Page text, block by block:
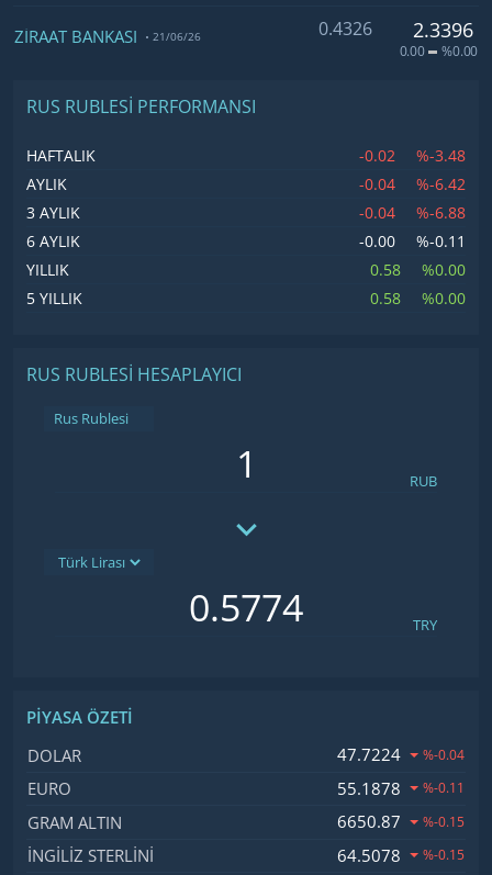
ZİRAAT BANKASI 21/06/26 0.4326 2.3396
0.00 %0.00
RUS RUBLESI PERFORMANSI
HAFTALIK -0.02
%-3.48
AYLIK
-0.04
%-6.42
3 AYLIK
-0.04
%-6.88
6 AYLIK
-0.00
%-0.11
YILLIK
0.58
%0.00
5 YILLIK
0.58 %0.00
RUS RUBLESI HESAPLAYICI
Rus Rublesi
RUB
TRY
PIYASA ÖZETI
İsim, Kod
DOLAR 47.7224 %-0.04
EURO 55.1878 %-0.11
GRAM ALTIN 6650.87 %-0.15
İNGILIZ STERLINI 64.5078 %-0.15